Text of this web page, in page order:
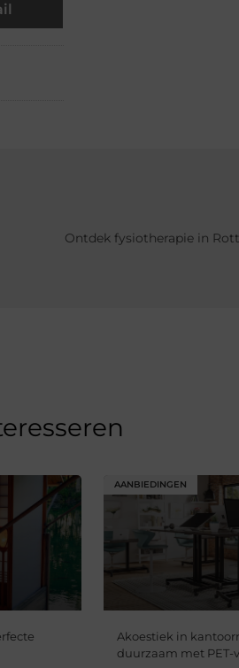
Ontdek fysiotherapie in
AANBIEDINGEN
Akoestiek in
duurzaam met PET-